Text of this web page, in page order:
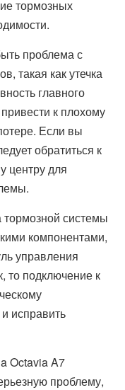
тормозных
проблема с
такая как утечка
главного
к плохому
Если вы
обратиться к
центру для
тормозной системы
компонентами,
управления
то подключение к
исправить
Octavia A7
проблему,